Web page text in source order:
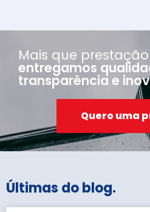
Mais que
entregamos
transparência e
Quero uma
Últimas do blog.